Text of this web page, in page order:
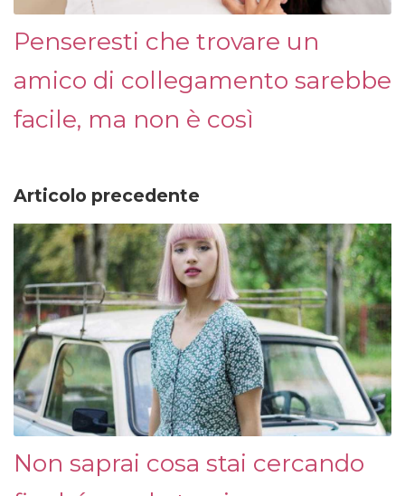
Penseresti che trovare un
amico di collegamento sarebbe
facile, ma non è così
Articolo precedente
Non saprai cosa stai cercando